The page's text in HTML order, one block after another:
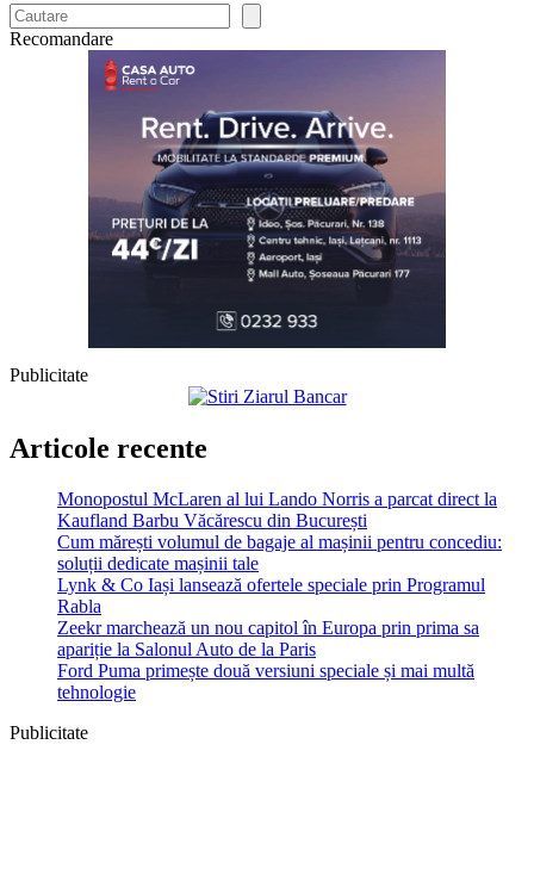
Recomandare
Publicitate
Articole recente
Monopostul McLaren al lui Lando Norris a parcat direct la
Kaufland Barbu Văcărescu din București
Cum mărești volumul de bagaje al mașinii pentru concediu:
soluții dedicate mașinii tale
Lynk & Co Iași lansează ofertele speciale prin Programul
Rabla
Zeekr marchează un nou capitol în Europa prin prima sa
apariție la Salonul Auto de la Paris
Ford Puma primește două versiuni speciale și mai multă
tehnologie
Publicitate